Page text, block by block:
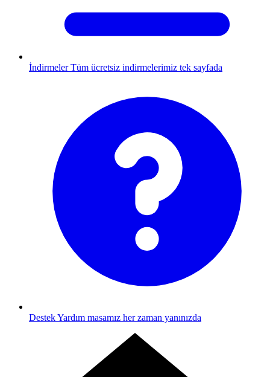
İndirmeler Tüm ücretsiz indirmelerimiz tek sayfada
DestekYardım masamız her zaman yanınızda